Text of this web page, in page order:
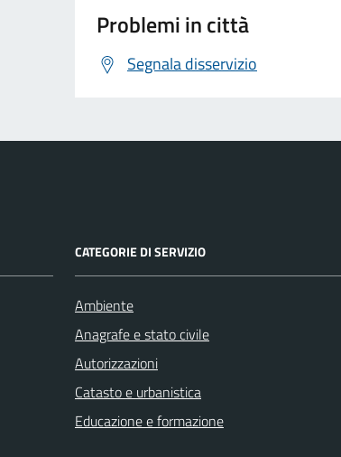
Problemi in città
Segnala disservizio
CATEGORIE DI SERVIZIO
Ambiente
Anagrafe e stato civile
Autorizzazioni
Catasto e urbanistica
Educazione e formazione